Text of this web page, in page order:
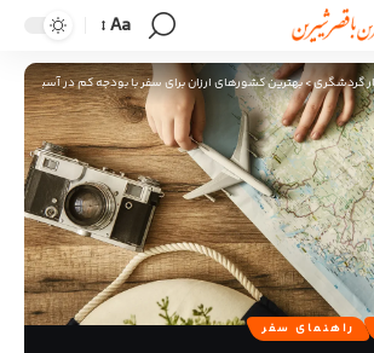
Aa
گردشگری>بهترین کشورهای ارزان برای سفر با بودجه کم در آسیا و اروپا
راهنمای سفر